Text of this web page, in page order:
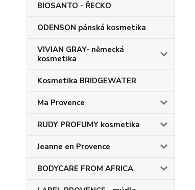
BIOSANTO - ŘECKO
ODENSON pánská kosmetika
VIVIAN GRAY- německá
kosmetika
Kosmetika BRIDGEWATER
Ma Provence
RUDY PROFUMY kosmetika
Jeanne en Provence
BODYCARE FROM AFRICA